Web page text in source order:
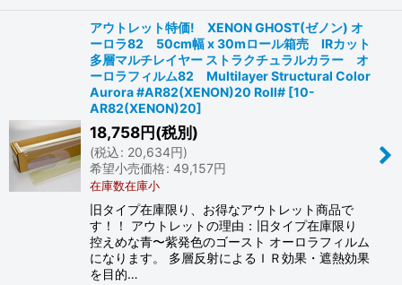
アウトレット特価! XENON GHOST(ゼノン) オ
ーロラ82 50cm幅 x 30mロール箱売 IRカット
多層マルチレイヤー ストラクチュラルカラー オ
ーロラフィルム82 Multilayer Structural Color
Aurora #AR82(XENON)20 Roll# [10-
AR82(XENON)20]
18,758円(税別)
(税込: 20,634円)
希望小売価格: 49,157円
在庫数在庫小
旧タイプ在庫限り、お得なアウトレット商品で
す！！ アウトレットの理由：旧タイプ在庫限り
控えめな青〜紫発色のゴースト オーロラフィルム
になります。 多層反射によるＩＲ効果・遮熱効果
を目的…